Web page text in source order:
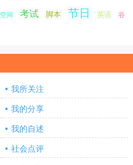
空间 考试 脚本 节日 英语 谷
我所关注
我的分享
我的自述
社会点评